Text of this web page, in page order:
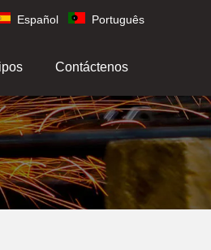
Español Português
Contáctenos